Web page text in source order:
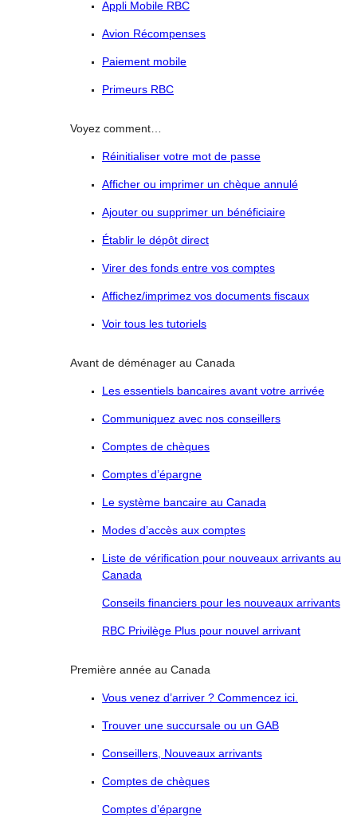
Appli Mobile RBC
Avion Récompenses
Paiement mobile
Primeurs RBC
Voyez comment…
Réinitialiser votre mot de passe
Afficher ou imprimer un chèque annulé
Ajouter ou supprimer un bénéficiaire
Établir le dépôt direct
Virer des fonds entre vos comptes
Affichez/imprimez vos documents fiscaux
Voir tous les tutoriels
Avant de déménager au Canada
Les essentiels bancaires avant votre arrivée
Communiquez avec nos conseillers
Comptes de chèques
Comptes d’épargne
Le système bancaire au Canada
Modes d’accès aux comptes
Liste de vérification pour nouveaux arrivants au
Canada
Conseils financiers pour les nouveaux arrivants
RBC Privilège Plus pour nouvel arrivant
Première année au Canada
Vous venez d’arriver ? Commencez ici.
Trouver une succursale ou un GAB
Conseillers, Nouveaux arrivants
Comptes de chèques
Comptes d’épargne